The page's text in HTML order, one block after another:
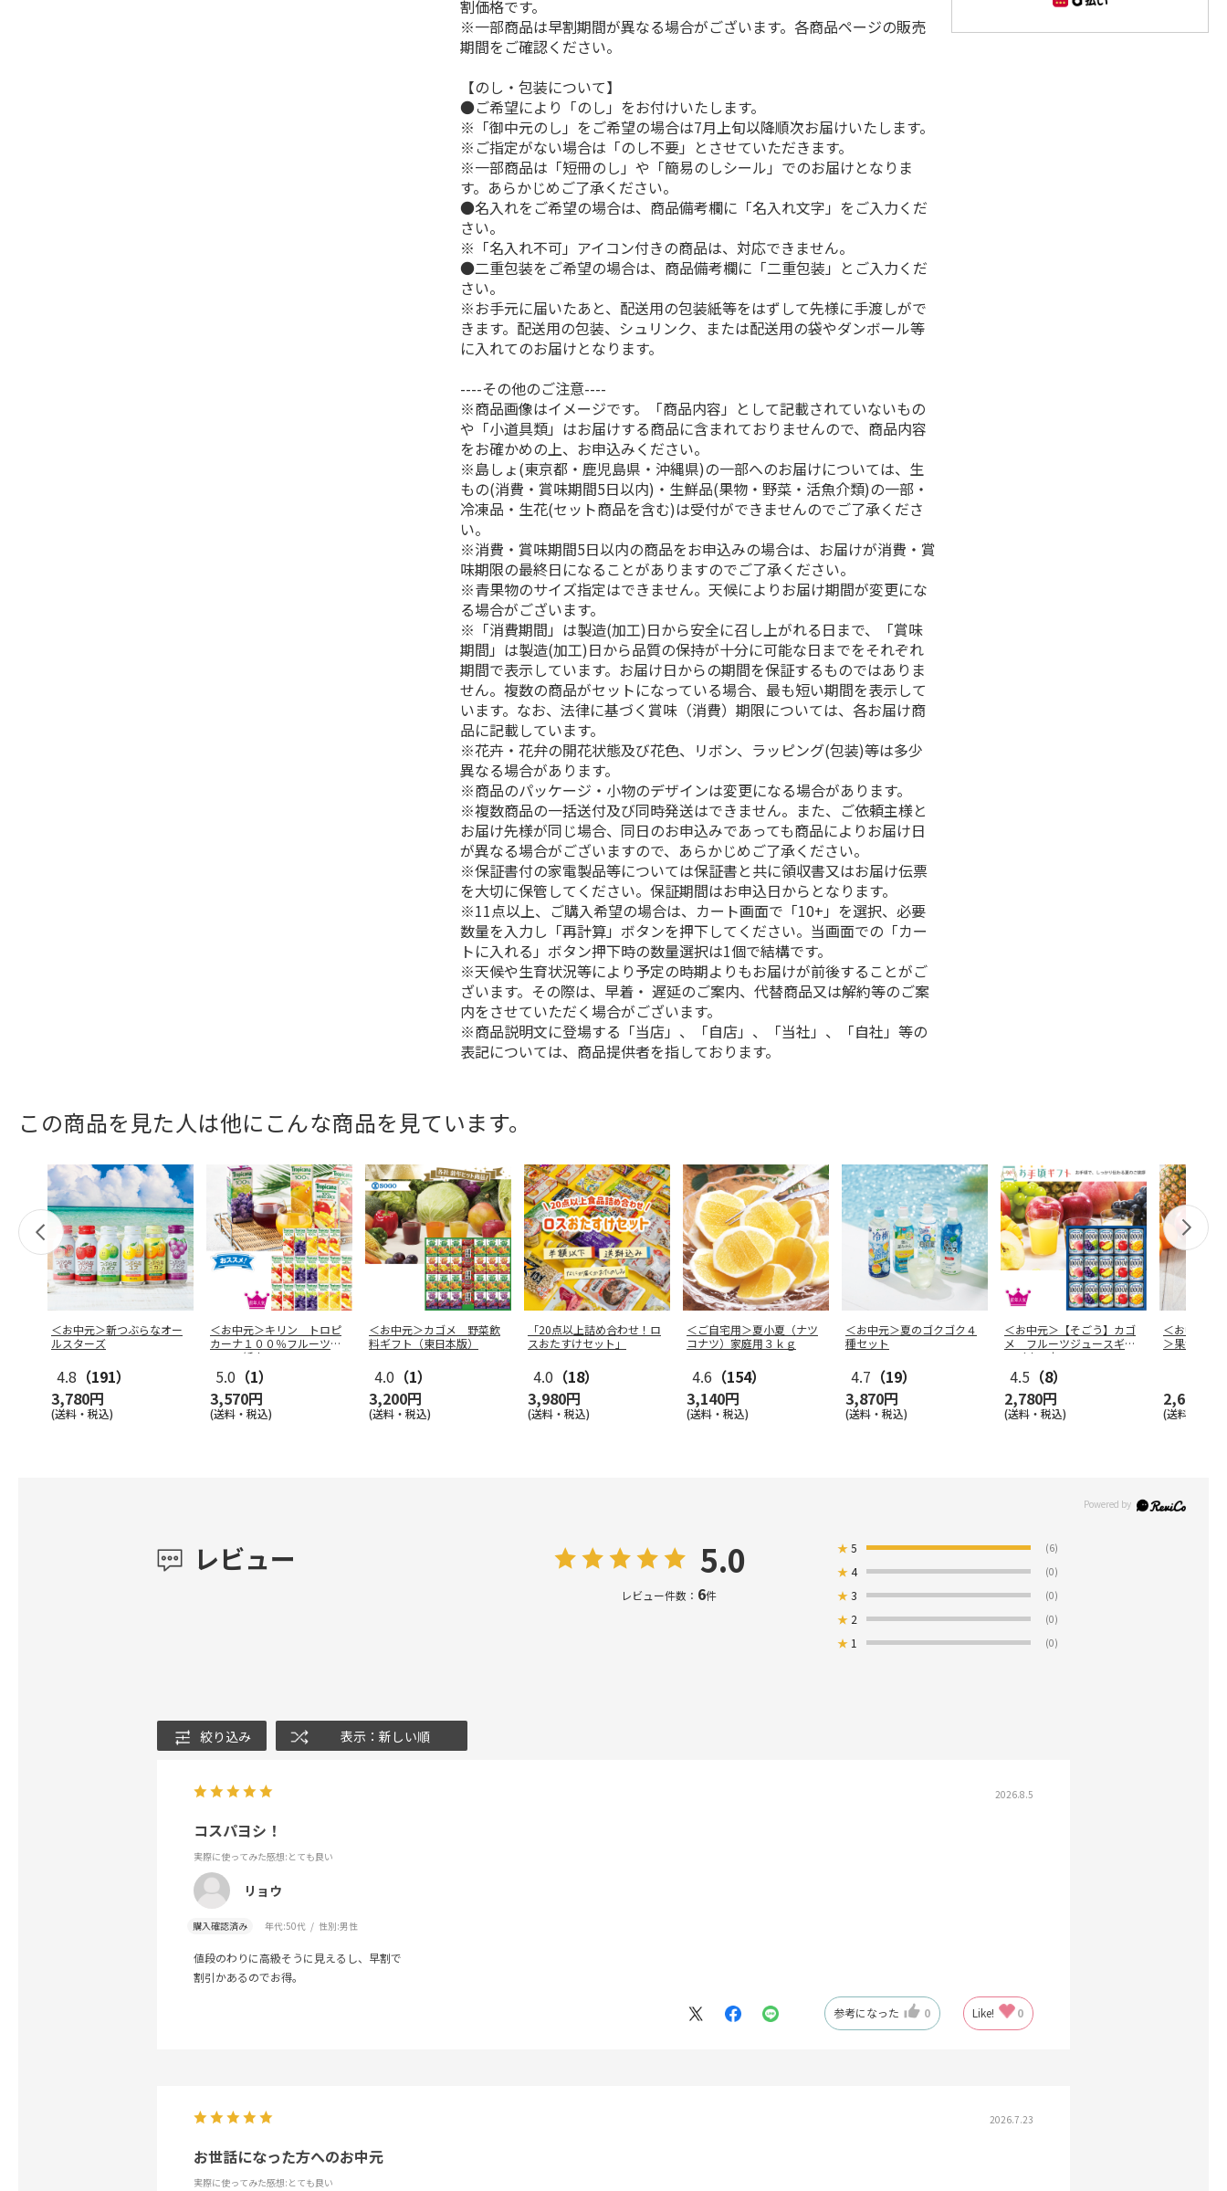
割価格です。
※一部商品は早割期間が異なる場合がございます。各商品ページの販売
期間をご確認ください。
【のし・包装について】
●ご希望により「のし」をお付けいたします。
※「御中元のし」をご希望の場合は7月上旬以降順次お届けいたします。
※ご指定がない場合は「のし不要」とさせていただきます。
※一部商品は「短冊のし」や「簡易のしシール」でのお届けとなりま
す。あらかじめご了承ください。
●名入れをご希望の場合は、商品備考欄に「名入れ文字」をご入力くだ
さい。
※「名入れ不可」アイコン付きの商品は、対応できません。
●二重包装をご希望の場合は、商品備考欄に「二重包装」とご入力くだ
さい。
※お手元に届いたあと、配送用の包装紙等をはずして先様に手渡しがで
きます。配送用の包装、シュリンク、または配送用の袋やダンボール等
に入れてのお届けとなります。
----その他のご注意----
※商品画像はイメージです。「商品内容」として記載されていないもの
や「小道具類」はお届けする商品に含まれておりませんので、商品内容
をお確かめの上、お申込みください。
※島しょ(東京都・鹿児島県・沖縄県)の一部へのお届けについては、生
もの(消費・賞味期間5日以内)・生鮮品(果物・野菜・活魚介類)の一部・
冷凍品・生花(セット商品を含む)は受付ができませんのでご了承くださ
い。
※消費・賞味期間5日以内の商品をお申込みの場合は、お届けが消費・賞
味期限の最終日になることがありますのでご了承ください。
※青果物のサイズ指定はできません。天候によりお届け期間が変更にな
る場合がございます。
※「消費期間」は製造(加工)日から安全に召し上がれる日まで、「賞味
期間」は製造(加工)日から品質の保持が十分に可能な日までをそれぞれ
期間で表示しています。お届け日からの期間を保証するものではありま
せん。複数の商品がセットになっている場合、最も短い期間を表示して
います。なお、法律に基づく賞味（消費）期限については、各お届け商
品に記載しています。
※花卉・花弁の開花状態及び花色、リボン、ラッピング(包装)等は多少
異なる場合があります。
※商品のパッケージ・小物のデザインは変更になる場合があります。
※複数商品の一括送付及び同時発送はできません。また、ご依頼主様と
お届け先様が同じ場合、同日のお申込みであっても商品によりお届け日
が異なる場合がございますので、あらかじめご了承ください。
※保証書付の家電製品等については保証書と共に領収書又はお届け伝票
を大切に保管してください。保証期間はお申込日からとなります。
※11点以上、ご購入希望の場合は、カート画面で「10+」を選択、必要
数量を入力し「再計算」ボタンを押下してください。当画面での「カー
トに入れる」ボタン押下時の数量選択は1個で結構です。
※天候や生育状況等により予定の時期よりもお届けが前後することがご
ざいます。その際は、早着・ 遅延のご案内、代替商品又は解約等のご案
内をさせていただく場合がございます。
※商品説明文に登場する「当店」、「自店」、「当社」、「自社」等の
表記については、商品提供者を指しております。
この商品を見た人は他にこんな商品を見ています。
＜お中元＞新つぶらなオー
ルスターズ
4.8 （191）
3,780円
(送料・税込)
＜お中元＞キリン トロピ
カーナ１００％フルーツジ
ュース紙容
5.0 （1）
3,570円
(送料・税込)
＜お中元＞カゴメ 野菜飲
料ギフト（東日本版）
4.0 （1）
3,200円
(送料・税込)
「20点以上詰め合わせ！ロ
スおたすけセット」
4.0 （18）
3,980円
(送料・税込)
＜ご自宅用＞夏小夏（ナツ
コナツ）家庭用３ｋｇ
4.6 （154）
3,140円
(送料・税込)
＜お中元＞夏のゴクゴク４
種セット
4.7 （19）
3,870円
(送料・税込)
＜お中元＞【そごう】カゴ
メ フルーツジュースギフ
ト（東日本
4.5 （8）
2,780円
(送料・税込)
＜お中元＞
＞果汁１０
2,600円
(送料・税込)
レビュー 5.0
レビュー件数： 6件
★5 (6)
★4 (0)
★3 (0)
★ 2 (0)
★ 1 (0)
絞り込み 表示：新しい順
2026.8.5
コスパヨシ！
実際に使ってみた感想:とても良い
リョウ
購入確認済み 年代:50代 性別:男性
値段のわりに高級そうに見えるし、早割で
割引かあるのでお得。
参考になった 0 Like! 0
2026.7.23
お世話になった方へのお中元
実際に使ってみた感想:とても良い